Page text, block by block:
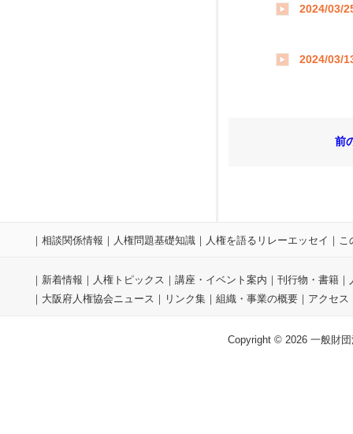
2024/03/
2024/03/
前
｜ 相談関係情報 ｜ 人権問題基礎知識 ｜ 人権を語るリレーエッセイ ｜ こ
｜ 新着情報 ｜ 人権トピックス ｜ 講座・イベント案内 ｜ 刊行物・書籍 ｜
｜ 大阪府人権協会ニュース ｜ リンク集 ｜ 組織・事業の概要 ｜ アクセス
Copyright © 2026 一般財